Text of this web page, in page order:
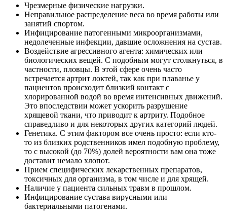
Чрезмерные физические нагрузки.
Неправильное распределение веса во время работы или
занятий спортом.
Инфицирование патогенными микроорганизмами,
недолеченные инфекции, давшие осложнения на сустав.
Воздействие агрессивного агента: химических или
биологических вещей. С подобным могут столкнуться, в
частности, пловцы. В этой сфере очень часто
встречается артрит локтей, так как при плаванье у
пациентов происходит близкий контакт с
хлорированной водой во время интенсивных движений.
Это впоследствии может ускорить разрушение
хрящевой ткани, что приводит к артриту. Подобное
справедливо и для некоторых других категорий людей.
Генетика. С этим фактором все очень просто: если кто-
то из близких родственников имел подобную проблему,
то с высокой (до 70%) долей вероятности вам она тоже
доставит немало хлопот.
Прием специфических лекарственных препаратов,
токсичных для организма, в том числе и для хрящей.
Наличие у пациента сильных травм в прошлом.
Инфицирование сустава вирусными или
бактериальными патогенами.